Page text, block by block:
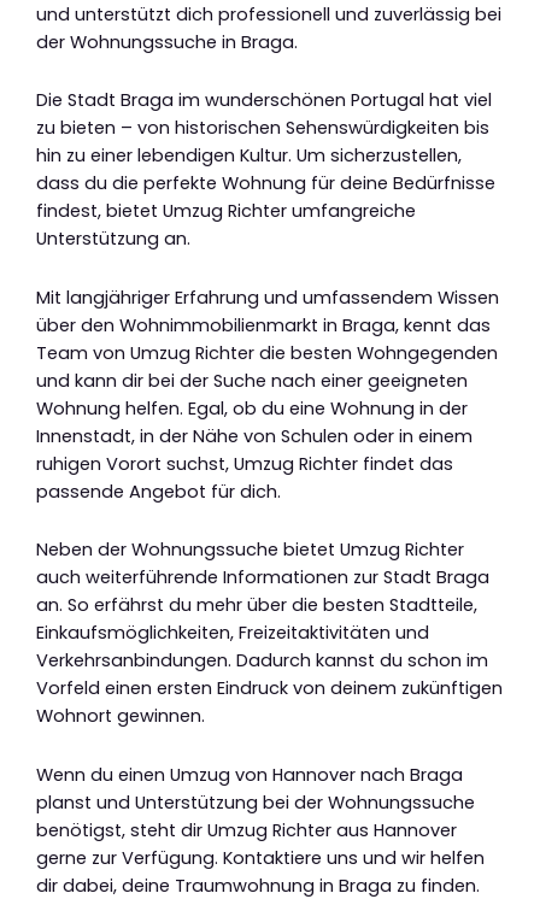
und unterstützt dich professionell und zuverlässig bei
der Wohnungssuche in Braga.
Die Stadt Braga im wunderschönen Portugal hat viel
zu bieten – von historischen Sehenswürdigkeiten bis
hin zu einer lebendigen Kultur. Um sicherzustellen,
dass du die perfekte Wohnung für deine Bedürfnisse
findest, bietet Umzug Richter umfangreiche
Unterstützung an.
Mit langjähriger Erfahrung und umfassendem Wissen
über den Wohnimmobilienmarkt in Braga, kennt das
Team von Umzug Richter die besten Wohngegenden
und kann dir bei der Suche nach einer geeigneten
Wohnung helfen. Egal, ob du eine Wohnung in der
Innenstadt, in der Nähe von Schulen oder in einem
ruhigen Vorort suchst, Umzug Richter findet das
passende Angebot für dich.
Neben der Wohnungssuche bietet Umzug Richter
auch weiterführende Informationen zur Stadt Braga
an. So erfährst du mehr über die besten Stadtteile,
Einkaufsmöglichkeiten, Freizeitaktivitäten und
Verkehrsanbindungen. Dadurch kannst du schon im
Vorfeld einen ersten Eindruck von deinem zukünftigen
Wohnort gewinnen.
Wenn du einen Umzug von Hannover nach Braga
planst und Unterstützung bei der Wohnungssuche
benötigst, steht dir Umzug Richter aus Hannover
gerne zur Verfügung. Kontaktiere uns und wir helfen
dir dabei, deine Traumwohnung in Braga zu finden.